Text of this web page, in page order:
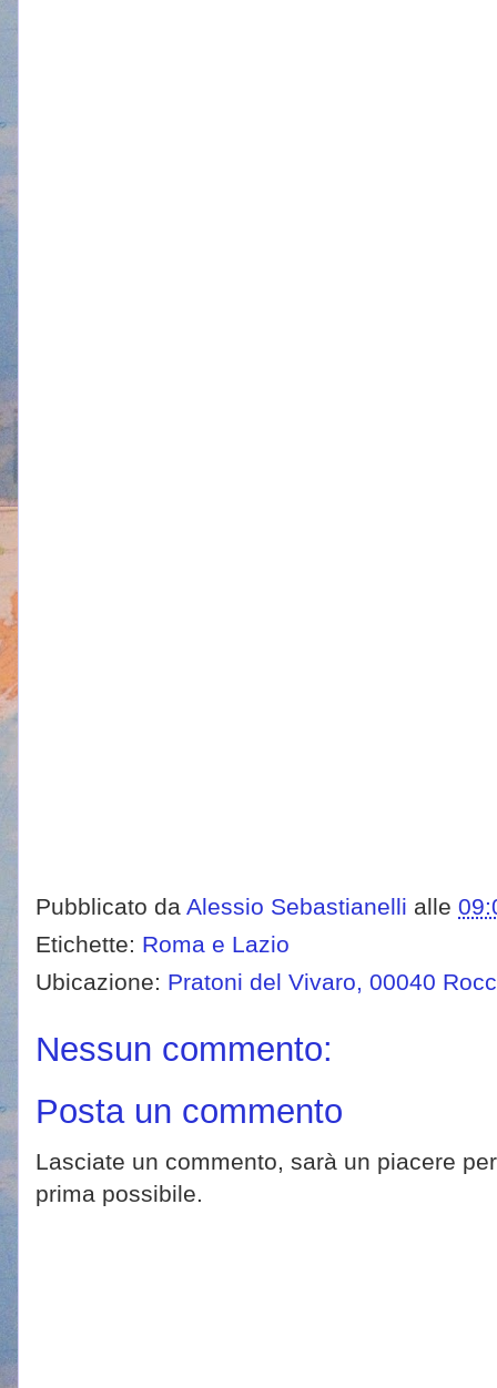
Pubblicato da Alessio Sebastianelli alle
Etichette: Roma e Lazio
Ubicazione: Pratoni del Vivaro, 00040
Nessun commento:
Posta un commento
Lasciate un commento, sarà un piacere
prima possibile.